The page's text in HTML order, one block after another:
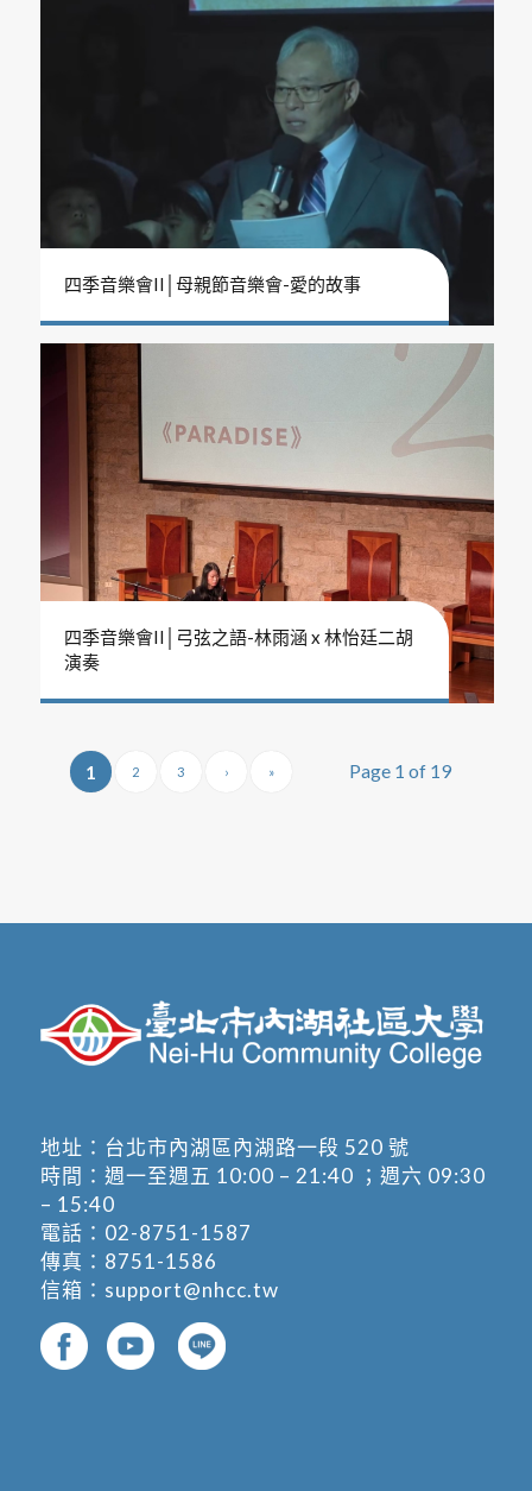
四季音樂會II│母親節音樂會-愛的故事
四季音樂會II│弓弦之語-林雨涵 x 林怡廷二胡
演奏
Page 1 of 19
1 2 3 › »
地址： 台北市內湖區內湖路一段 520 號
時間：週一至週五 10:00 – 21:40 ；週六 09:30
– 15:40
電話： 02-8751-1587
傳真：8751-1586
信箱： support@nhcc.tw